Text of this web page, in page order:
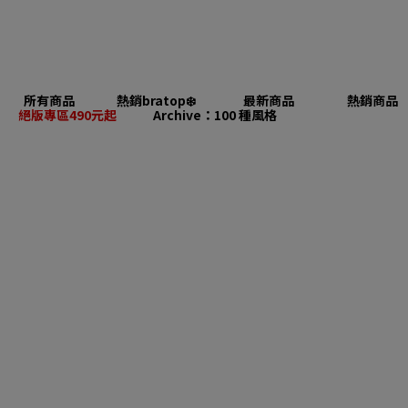
所有商品 熱銷bratop❄️ 最新商品
熱銷商品
絕版專區490元起
Archive：100 種風格